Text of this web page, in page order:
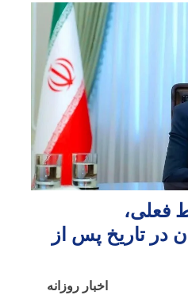
فعلی،
در تاریخ پس از
اخبار روزانه